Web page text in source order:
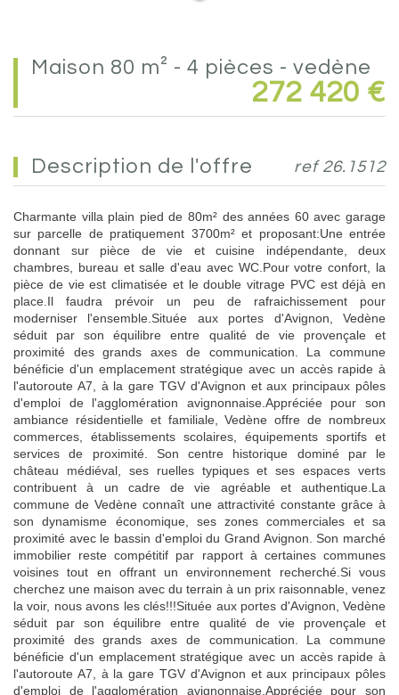
maison 80 m² - 4 pièces - vedène
272 420 €
description de l'offre ref 26.1512
Charmante villa plain pied de 80m² des années 60 avec garage
sur parcelle de pratiquement 3700m² et proposant:Une entrée
donnant sur pièce de vie et cuisine indépendante, deux
chambres, bureau et salle d'eau avec WC.Pour votre confort, la
pièce de vie est climatisée et le double vitrage PVC est déjà en
place.Il faudra prévoir un peu de rafraichissement pour
moderniser l'ensemble.Située aux portes d'Avignon, Vedène
séduit par son équilibre entre qualité de vie provençale et
proximité des grands axes de communication. La commune
bénéficie d'un emplacement stratégique avec un accès rapide à
l'autoroute A7, à la gare TGV d'Avignon et aux principaux pôles
d'emploi de l'agglomération avignonnaise.Appréciée pour son
ambiance résidentielle et familiale, Vedène offre de nombreux
commerces, établissements scolaires, équipements sportifs et
services de proximité. Son centre historique dominé par le
château médiéval, ses ruelles typiques et ses espaces verts
contribuent à un cadre de vie agréable et authentique.La
commune de Vedène connaît une attractivité constante grâce à
son dynamisme économique, ses zones commerciales et sa
proximité avec le bassin d'emploi du Grand Avignon. Son marché
immobilier reste compétitif par rapport à certaines communes
voisines tout en offrant un environnement recherché.Si vous
cherchez une maison avec du terrain à un prix raisonnable, venez
la voir, nous avons les clés!!!Située aux portes d'Avignon, Vedène
séduit par son équilibre entre qualité de vie provençale et
proximité des grands axes de communication. La commune
bénéficie d'un emplacement stratégique avec un accès rapide à
l'autoroute A7, à la gare TGV d'Avignon et aux principaux pôles
d'emploi de l'agglomération avignonnaise.Appréciée pour son